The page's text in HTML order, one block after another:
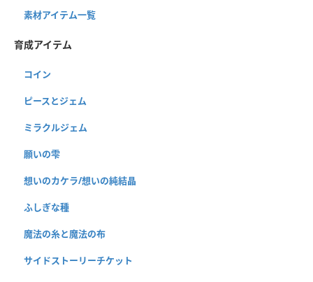
素材アイテム一覧
育成アイテム
コイン
ピースとジェム
ミラクルジェム
願いの雫
想いのカケラ/想いの純結晶
ふしぎな種
魔法の糸と魔法の布
サイドストーリーチケット